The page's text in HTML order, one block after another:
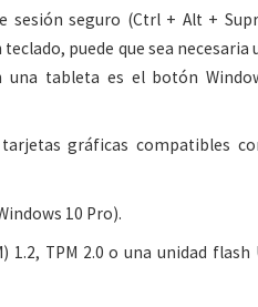
seguro (Ctrl + Alt +
puede que sea necesaria
tableta es el botón
gráficas compatibles
10 Pro).
TPM 2.0 o una unidad flash